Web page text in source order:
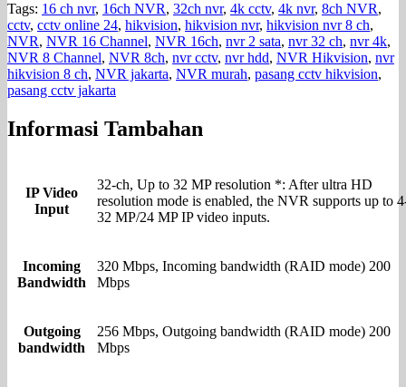
Tags: 16 ch nvr, 16ch NVR, 32ch nvr, 4k cctv, 4k nvr, 8ch NVR,
cctv, cctv online 24, hikvision, hikvision nvr, hikvision nvr 8 ch,
NVR, NVR 16 Channel, NVR 16ch, nvr 2 sata, nvr 32 ch, nvr 4k,
NVR 8 Channel, NVR 8ch, nvr cctv, nvr hdd, NVR Hikvision, nvr
hikvision 8 ch, NVR jakarta, NVR murah, pasang cctv hikvision,
pasang cctv jakarta
Informasi Tambahan
IP Video
Input
32-ch, Up to 32 MP resolution *: After ultra HD
resolution mode is enabled, the NVR supports up to
32 MP/24 MP IP video inputs.
Incoming
Bandwidth
320 Mbps, Incoming bandwidth (RAID mode) 200
Mbps
Outgoing
bandwidth
256 Mbps, Outgoing bandwidth (RAID mode) 200
Mbps